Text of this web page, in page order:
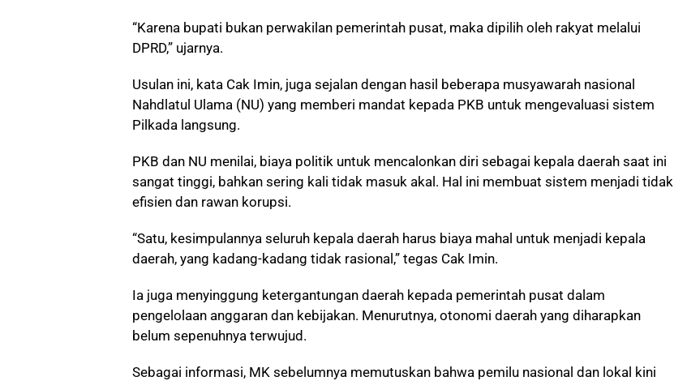
“Karena bupati bukan perwakilan pemerintah pusat, maka dipilih oleh rakyat melalui
DPRD,” ujarnya.
Usulan ini, kata Cak Imin, juga sejalan dengan hasil beberapa musyawarah nasional
Nahdlatul Ulama (NU) yang memberi mandat kepada PKB untuk mengevaluasi sistem
Pilkada langsung.
PKB dan NU menilai, biaya politik untuk mencalonkan diri sebagai kepala daerah saat ini
sangat tinggi, bahkan sering kali tidak masuk akal. Hal ini membuat sistem menjadi tidak
efisien dan rawan korupsi.
“Satu, kesimpulannya seluruh kepala daerah harus biaya mahal untuk menjadi kepala
daerah, yang kadang-kadang tidak rasional,” tegas Cak Imin.
Ia juga menyinggung ketergantungan daerah kepada pemerintah pusat dalam
pengelolaan anggaran dan kebijakan. Menurutnya, otonomi daerah yang diharapkan
belum sepenuhnya terwujud.
Sebagai informasi, MK sebelumnya memutuskan bahwa pemilu nasional dan lokal kini